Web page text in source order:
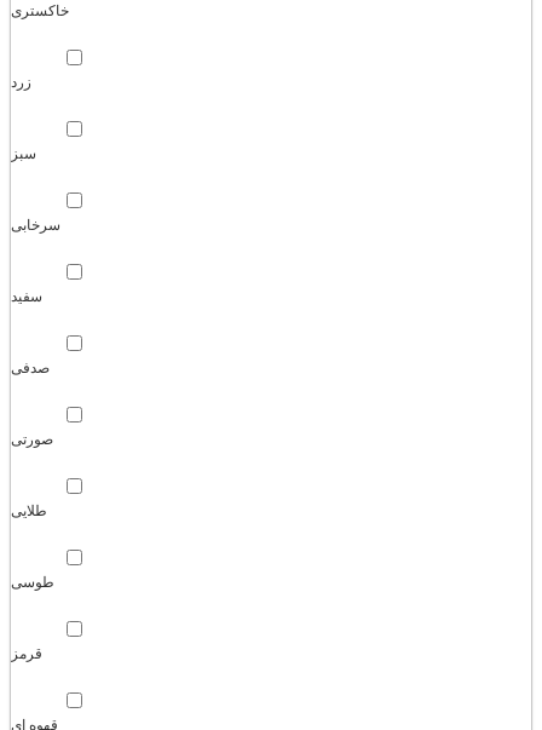
خاکستری
زرد
سبز
سرخابی
سفید
صدفی
صورتی
طلایی
طوسی
قرمز
قهوه ای